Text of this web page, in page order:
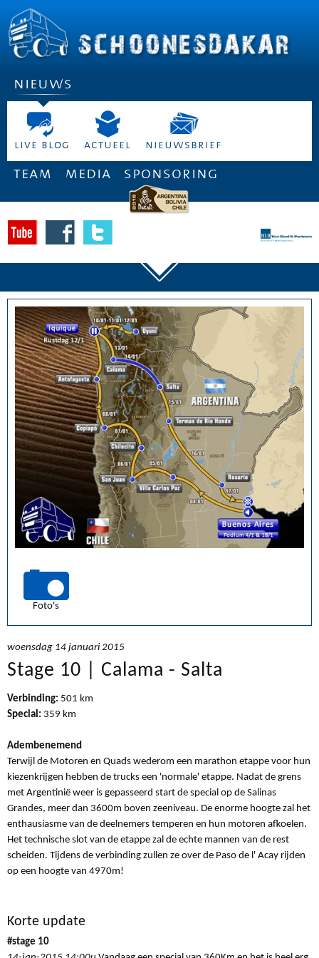
nieuws
live blog actueel nieuwsbrief
team media sponsoring
Foto's
woensdag 14 januari 2015
Stage 10 | Calama - Salta
Verbinding: 501 km
Special: 359 km
Adembenemend
Terwijl de Motoren en Quads wederom een marathon etappe voor hun
kiezenkrijgen hebben de trucks een 'normale' etappe. Nadat de grens
met Argentinië weer is gepasseerd start de special op de Salinas
Grandes, meer dan 3600m boven zeeniveau. De enorme hoogte zal het
enthausiasme van de deelnemers temperen en hun motoren afkoelen.
Het technische slot van de etappe zal de echte mannen van de rest
scheiden. Tijdens de verbinding zullen ze over de Paso de l' Acay rijden
op een hoogte van 4970m!
Korte update
#stage 10